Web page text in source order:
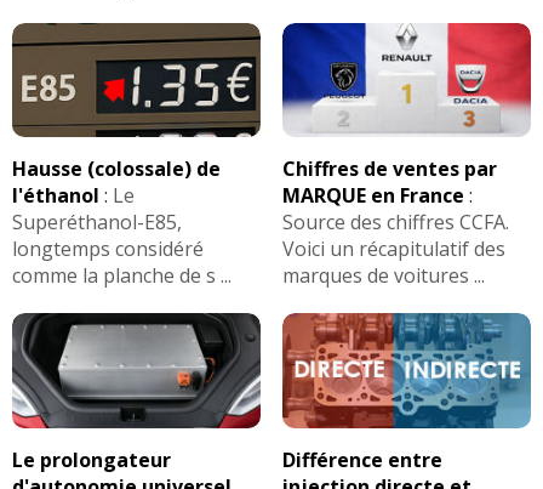
Hausse (colossale) de
l'éthanol : Le
Superéthanol-E85,
longtemps considéré
comme la planche de s ...
Chiffres de ventes par
MARQUE en France :
Source des chiffres CCFA.
Voici un récapitulatif des
marques de voitures ...
Le prolongateur
Différence entre